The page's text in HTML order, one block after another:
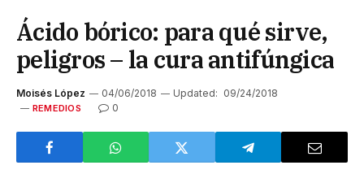
Ácido bórico: para qué sirve,
peligros – la cura antifúngica
Moisés López 04/06/2018 Updated: 09/24/2018
REMEDIOS 0